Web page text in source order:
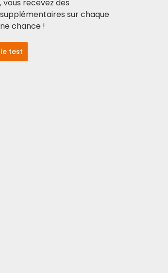
vous recevez des
sur chaque
chance !
test